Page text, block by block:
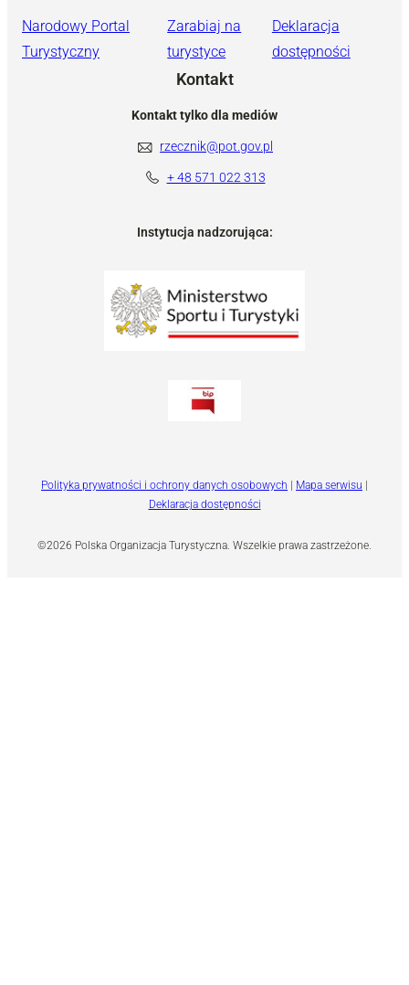
Narodowy Portal
Turystyczny
Zarabiaj na
turystyce
Deklaracja
dostępności
Kontakt
Kontakt tylko dla mediów
rzecznik@pot.gov.pl
+ 48 571 022 313
Instytucja nadzorująca:
©2026 Polska Organizacja Turystyczna. Wszelkie prawa zastrzeżone.
Polityka prywatności i ochrony danych osobowych | Mapa serwisu |
Deklaracja dostępności